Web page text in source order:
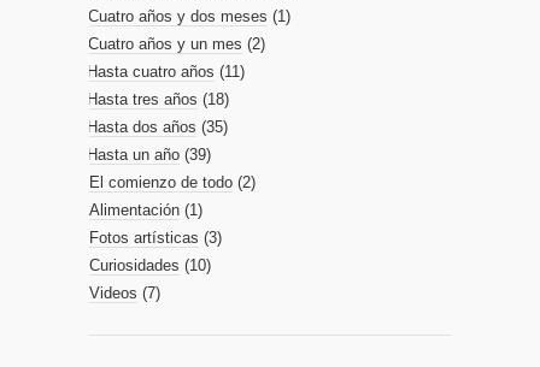
Cuatro años y dos meses (1)
Cuatro años y un mes (2)
Hasta cuatro años (11)
Hasta tres años (18)
Hasta dos años (35)
Hasta un año (39)
El comienzo de todo (2)
Alimentación (1)
Fotos artísticas (3)
Curiosidades (10)
Videos (7)